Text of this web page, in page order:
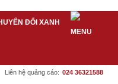
ĐỔI XANH
Liên hệ quảng cáo: 024 36321588